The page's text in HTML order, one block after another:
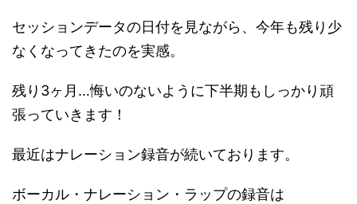
セッションデータの日付を見ながら、今年も残り少
なくなってきたのを実感。
残り3ヶ月…悔いのないように下半期もしっかり頑
張っていきます！
最近はナレーション録音が続いております。
ボーカル・ナレーション・ラップの録音は